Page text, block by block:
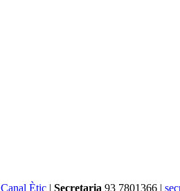
Canal Ètic | Secretaria 93 7801366 |